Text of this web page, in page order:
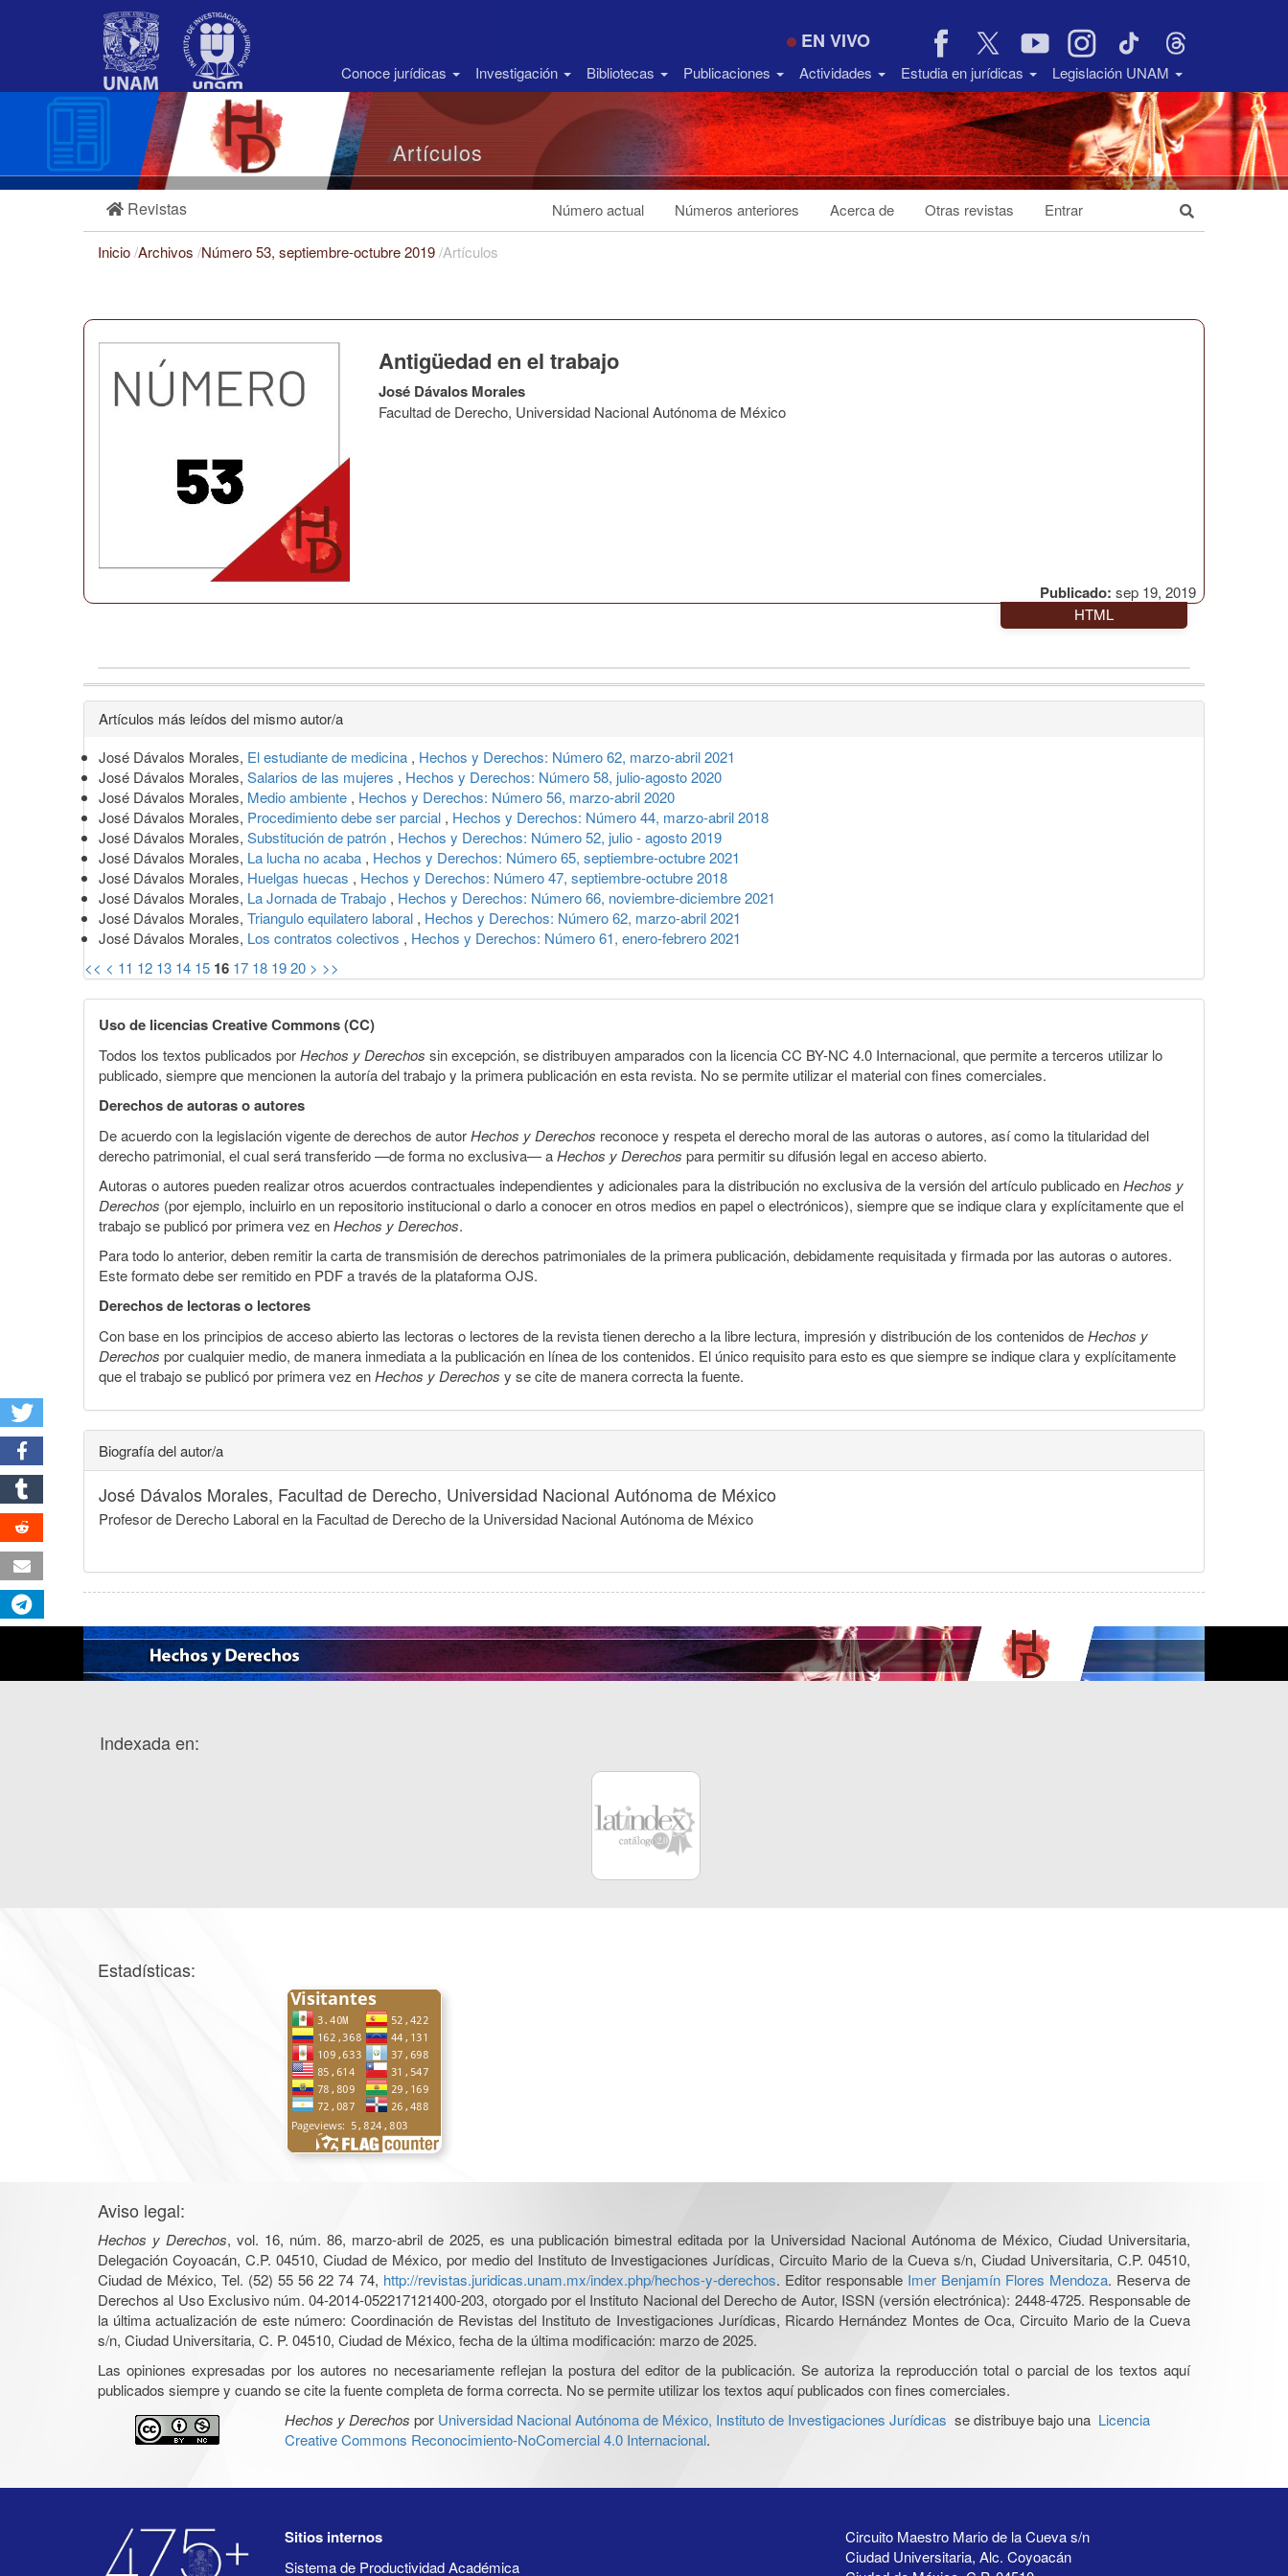
Barra
EN VIVO
Conoce jurídicas Investigación Bibliotecas Publicaciones Actividades Estudia en jurídicas Legislación UNAM
Artículos
Revistas Número actual Números anteriores Acerca de Otras revistas Entrar
Inicio/Archivos /Número 53, septiembre-octubre 2019/Artículos
Publicado: sep 19, 2019
Antigüedad en el trabajo
José Dávalos Morales
Facultad de Derecho, Universidad Nacional Autónoma de México
HTML
Detalles
del
artículo
Artículos más leídos del mismo autor/a
José Dávalos Morales, El estudiante de medicina , Hechos y Derechos: Número 62, marzo-abril 2021
José Dávalos Morales, Salarios de las mujeres , Hechos y Derechos: Número 58, julio-agosto 2020
José Dávalos Morales, Medio ambiente , Hechos y Derechos: Número 56, marzo-abril 2020
José Dávalos Morales, Procedimiento debe ser parcial , Hechos y Derechos: Número 44, marzo-abril 2018
José Dávalos Morales, Substitución de patrón , Hechos y Derechos: Número 52, julio - agosto 2019
José Dávalos Morales, La lucha no acaba , Hechos y Derechos: Número 65, septiembre-octubre 2021
José Dávalos Morales, Huelgas huecas , Hechos y Derechos: Número 47, septiembre-octubre 2018
José Dávalos Morales, La Jornada de Trabajo , Hechos y Derechos: Número 66, noviembre-diciembre 2021
José Dávalos Morales, Triangulo equilatero laboral , Hechos y Derechos: Número 62, marzo-abril 2021
José Dávalos Morales, Los contratos colectivos , Hechos y Derechos: Número 61, enero-febrero 2021
<< < 11 12 13 14 15 16 17 18 1920 > >>
Uso de licencias Creative Commons (CC)
Todos los textos publicados porHechos y Derechos sin excepción, se distribuyen amparados con la licencia CC BY-NC 4.0 Internacional, que permite a terceros utilizar lo
publicado, siempre que mencionen la autoría del trabajo y la primera publicación en esta revista. No se permite utilizar el material con fines comerciales.
Derechos de autoras o autores
De acuerdo con la legislación vigente de derechos de autorHechos y Derechos reconoce y respeta el derecho moral de las autoras o autores, así como la titularidad del
derecho patrimonial, el cual será transferido —de forma no exclusiva— aHechos y Derechos para permitir su difusión legal en acceso abierto.
Autoras o autores pueden realizar otros acuerdos contractuales independientes y adicionales para la distribución no exclusiva de la versión del artículo publicado enHechos y
Derechos (por ejemplo, incluirlo en un repositorio institucional o darlo a conocer en otros medios en papel o electrónicos), siempre que se indique clara y explícitamente que el
trabajo se publicó por primera vez enHechos y Derechos.
Para todo lo anterior, deben remitir la carta de transmisión de derechos patrimoniales de la primera publicación, debidamente requisitada y firmada por las autoras o autores.
Este formato debe ser remitido en PDF a través de la plataforma OJS.
Derechos de lectoras o lectores
Con base en los principios de acceso abierto las lectoras o lectores de la revista tienen derecho a la libre lectura, impresión y distribución de los contenidos deHechos y
Derechos por cualquier medio, de manera inmediata a la publicación en línea de los contenidos. El único requisito para esto es que siempre se indique clara y explícitamente
que el trabajo se publicó por primera vez enHechos y Derechos y se cite de manera correcta la fuente.
Biografía del autor/a
José Dávalos Morales, Facultad de Derecho, Universidad Nacional Autónoma de México
Profesor de Derecho Laboral en la Facultad de Derecho de la Universidad Nacional Autónoma de México
Indexada en:
Estadísticas:
Aviso legal:
Hechos y Derechos, vol. 16, núm. 86, marzo-abril de 2025, es una publicación bimestral editada por la Universidad Nacional Autónoma de México, Ciudad Universitaria,
Delegación Coyoacán, C.P. 04510, Ciudad de México, por medio del Instituto de Investigaciones Jurídicas, Circuito Mario de la Cueva s/n, Ciudad Universitaria, C.P. 04510,
Ciudad de México, Tel. (52) 55 56 22 74 74, http://revistas.juridicas.unam.mx/index.php/hechos-y-derechos. Editor responsable Imer Benjamín Flores Mendoza. Reserva de
Derechos al Uso Exclusivo núm. 04-2014-052217121400-203, otorgado por el Instituto Nacional del Derecho de Autor, ISSN (versión electrónica): 2448-4725. Responsable de
la última actualización de este número: Coordinación de Revistas del Instituto de Investigaciones Jurídicas, Ricardo Hernández Montes de Oca, Circuito Mario de la Cueva
s/n, Ciudad Universitaria, C. P. 04510, Ciudad de México, fecha de la última modificación: marzo de 2025.
Las opiniones expresadas por los autores no necesariamente reflejan la postura del editor de la publicación. Se autoriza la reproducción total o parcial de los textos aquí
publicados siempre y cuando se cite la fuente completa de forma correcta. No se permite utilizar los textos aquí publicados con fines comerciales.
Hechos y Derechos por Universidad Nacional Autónoma de México, Instituto de Investigaciones Jurídicas se distribuye bajo una Licencia
Creative Commons Reconocimiento-NoComercial 4.0 Internacional.
Sitios internos
Sistema de Productividad Académica
Circuito Maestro Mario de la Cueva s/n
Ciudad Universitaria, Alc. Coyoacán